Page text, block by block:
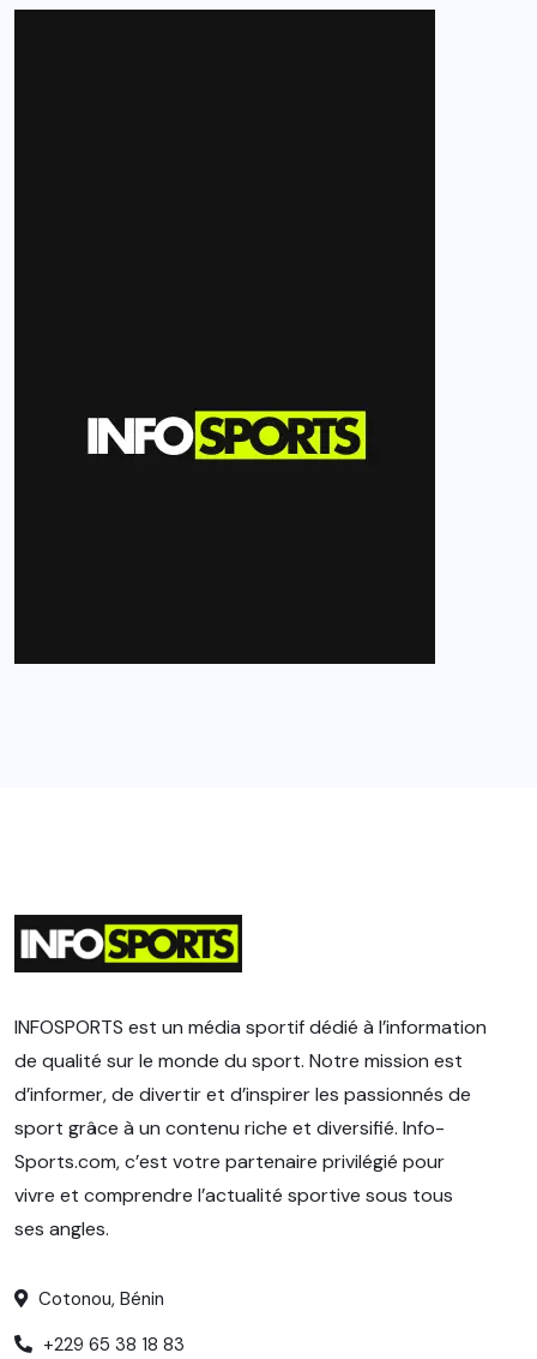
INFOSPORTS est un média sportif dédié à l’information
de qualité sur le monde du sport. Notre mission est
d’informer, de divertir et d’inspirer les passionnés de
sport grâce à un contenu riche et diversifié. Info-
Sports.com, c’est votre partenaire privilégié pour
vivre et comprendre l’actualité sportive sous tous
ses angles.
Cotonou, Bénin
+229 65 38 18 83